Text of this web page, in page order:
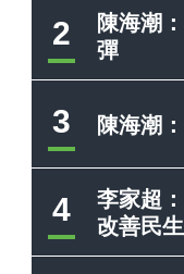
2
陳海潮
彈
3 陳海潮
4
李家超
改善民生